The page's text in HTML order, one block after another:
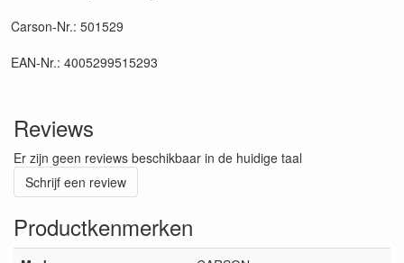
Carson-Nr.: 501529
EAN-Nr.: 4005299515293
Reviews
Er zijn geen reviews beschikbaar in de huidige taal
Schrijf een review
Productkenmerken